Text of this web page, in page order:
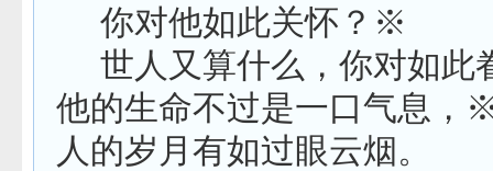
你对他如此关怀？※
世人又算什么，你对如此
他的生命不过是一口气息，
人的岁月有如过眼云烟。